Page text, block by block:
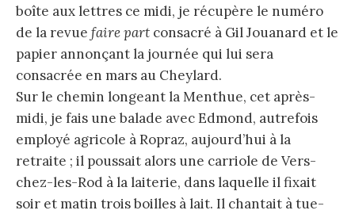
boîte aux lettres ce midi, je récupère le numéro
de la revue faire part consacré à Gil Jouanard et le
papier annonçant la journée qui lui sera
consacrée en mars au Cheylard.
Sur le chemin longeant la Menthue, cet après-
midi, je fais une balade avec Edmond, autrefois
employé agricole à Ropraz, aujourd’hui à la
retraite ; il poussait alors une carriole de Vers-
chez-les-Rod à la laiterie, dans laquelle il fixait
soir et matin trois boilles à lait. Il chantait à tue-